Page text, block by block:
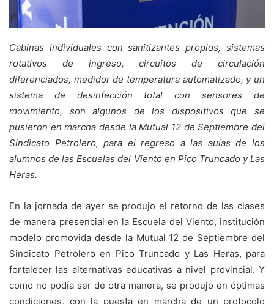
Cabinas individuales con sanitizantes propios, sistemas
rotativos de ingreso, circuitos de circulación
diferenciados, medidor de temperatura automatizado, y un
sistema de desinfección total con sensores de
movimiento, son algunos de los dispositivos que se
pusieron en marcha desde la Mutual 12 de Septiembre del
Sindicato Petrolero, para el regreso a las aulas de los
alumnos de las Escuelas del Viento en Pico Truncado y Las
Heras.
En la jornada de ayer se produjo el retorno de las clases
de manera presencial en la Escuela del Viento, institución
modelo promovida desde la Mutual 12 de Septiembre del
Sindicato Petrolero en Pico Truncado y Las Heras, para
fortalecer las alternativas educativas a nivel provincial. Y
como no podía ser de otra manera, se produjo en óptimas
condiciones, con la puesta en marcha de un protocolo